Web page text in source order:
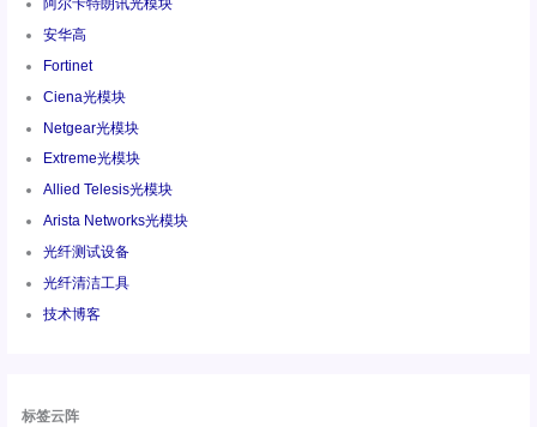
阿尔卡特朗讯光模块
安华高
Fortinet
Ciena光模块
Netgear光模块
Extreme光模块
Allied Telesis光模块
Arista Networks光模块
光纤测试设备
光纤清洁工具
技术博客
标签云阵